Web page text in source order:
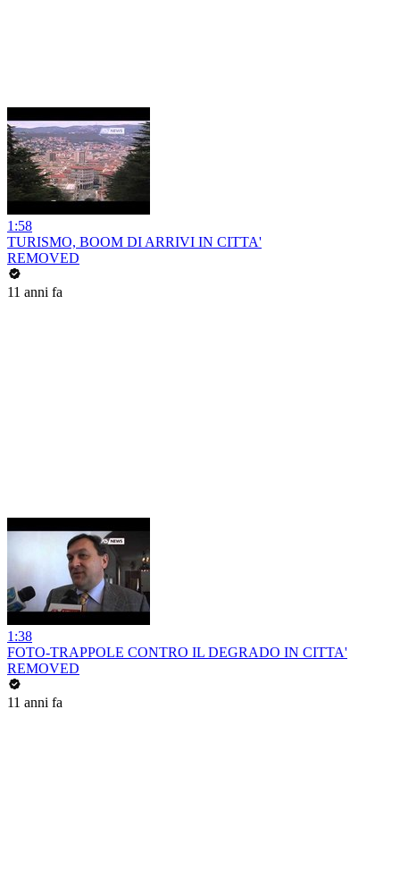
1:58
TURISMO, BOOM DI ARRIVI IN CITTA'
REMOVED
11 anni fa
1:38
FOTO-TRAPPOLE CONTRO IL DEGRADO IN CITTA'
REMOVED
11 anni fa